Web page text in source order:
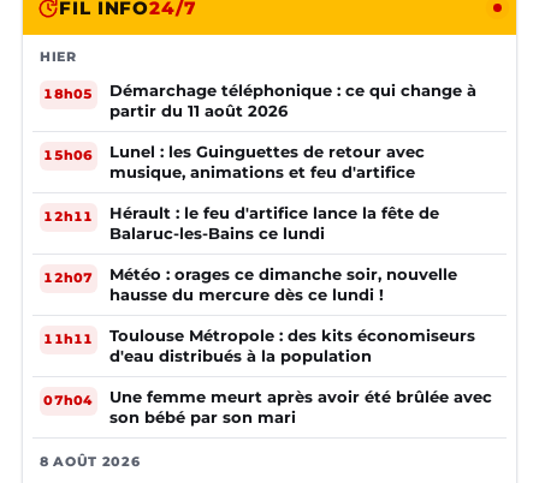
FIL INFO24/7
HIER
18h05
Démarchage téléphonique : ce qui change à
partir du 11 août 2026
15h06
Lunel : les Guinguettes de retour avec
musique, animations et feu d'artifice
12h11
Hérault : le feu d'artifice lance la fête de
Balaruc-les-Bains ce lundi
12h07
Météo : orages ce dimanche soir, nouvelle
hausse du mercure dès ce lundi !
11h11
Toulouse Métropole : des kits économiseurs
d'eau distribués à la population
07h04
Une femme meurt après avoir été brûlée avec
son bébé par son mari
8 AOÛT 2026